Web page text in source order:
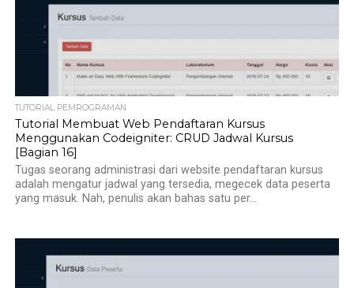
TUTORIAL PEMROGRAMAN
Tutorial Membuat Web Pendaftaran Kursus
Menggunakan Codeigniter: CRUD Jadwal Kursus
[Bagian 16]
Tugas seorang administrasi dari website pendaftaran kursus
adalah mengatur jadwal yang tersedia, megecek data peserta
yang masuk. Nah, penulis akan bahas satu per...